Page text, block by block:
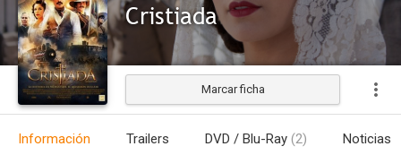
Cristiada
Estrenada
Marcar ficha
Información Trailers DVD / Blu-Ray (2) Noticias